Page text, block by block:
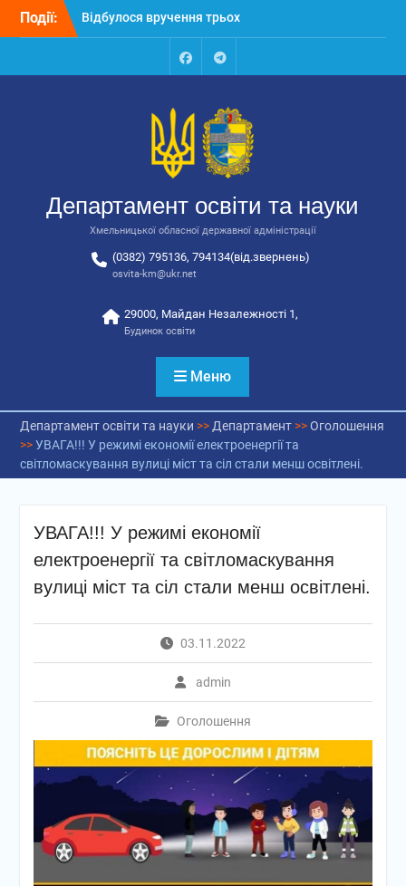
Перейти
Події:
Відбулося вручення трьох
автобусів для потреб
Відбулося засідання
освіти та науки обласної
державної адміністрації
Відбулась обласна
національно-патріотичне
виховання
FacebookTalegram
Департамент освіти та науки
Хмельницької обласної державної адміністрації
(0382) 795136, 794134(від.звернень)
osvita-km@ukr.net
29000, Майдан Незалежності 1,
Будинок освіти
Меню
Департамент освіти та науки >> Департамент>>Оголошення
>>УВАГА!!! У режимі економії електроенергії та
світломаскування вулиці міст та сіл стали менш освітлені.
УВАГА!!! У режимі економії
електроенергії та світломаскування
вулиці міст та сіл стали менш освітлені.
03.11.2022
admin
Оголошення